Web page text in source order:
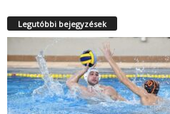
Legutóbbi bejegyzések